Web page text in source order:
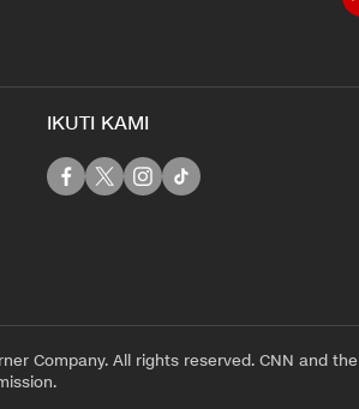
IKUTI KAMI
Company. All rights reserved. CNN and the